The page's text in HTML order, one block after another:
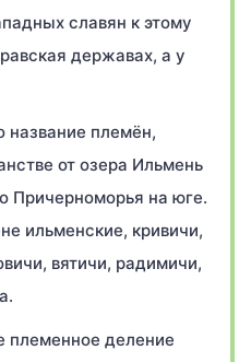
славян к этому
державах, а у
название племён,
от озера Ильмень
Причерноморья на юге.
ильменские, кривичи,
вятичи, радимичи,
племенное деление